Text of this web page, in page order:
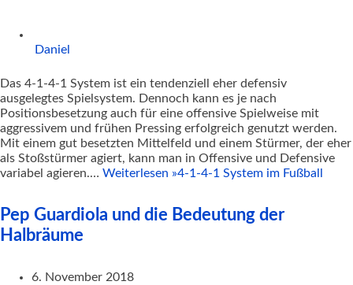
Daniel
Das 4-1-4-1 System ist ein tendenziell eher defensiv
ausgelegtes Spielsystem. Dennoch kann es je nach
Positionsbesetzung auch für eine offensive Spielweise mit
aggressivem und frühen Pressing erfolgreich genutzt werden.
Mit einem gut besetzten Mittelfeld und einem Stürmer, der eher
als Stoßstürmer agiert, kann man in Offensive und Defensive
variabel agieren.… Weiterlesen »4-1-4-1 System im Fußball
Pep Guardiola und die Bedeutung der
Halbräume
6. November 2018